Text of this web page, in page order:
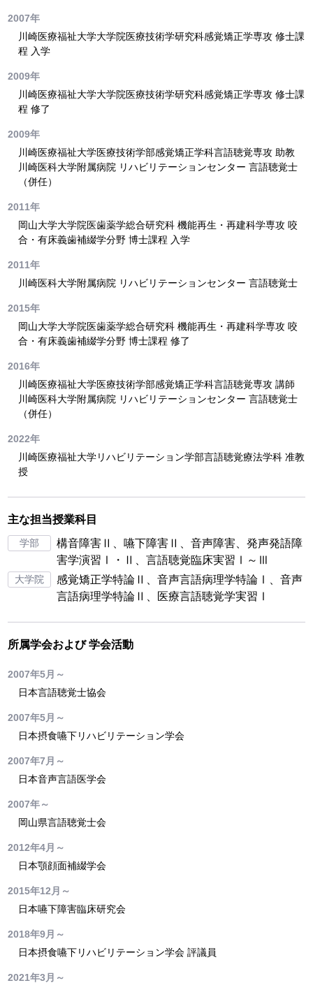
2007年
川崎医療福祉大学大学院医療技術学研究科感覚矯正学専攻 修士課
程 入学
2009年
川崎医療福祉大学大学院医療技術学研究科感覚矯正学専攻 修士課
程 修了
2009年
川崎医療福祉大学医療技術学部感覚矯正学科言語聴覚専攻 助教
川崎医科大学附属病院 リハビリテーションセンター 言語聴覚士
（併任）
2011年
岡山大学大学院医歯薬学総合研究科 機能再生・再建科学専攻 咬
合・有床義歯補綴学分野 博士課程 入学
2011年
川崎医科大学附属病院 リハビリテーションセンター 言語聴覚士
2015年
岡山大学大学院医歯薬学総合研究科 機能再生・再建科学専攻 咬
合・有床義歯補綴学分野 博士課程 修了
2016年
川崎医療福祉大学医療技術学部感覚矯正学科言語聴覚専攻 講師
川崎医科大学附属病院 リハビリテーションセンター 言語聴覚士
（併任）
2022年
川崎医療福祉大学リハビリテーション学部言語聴覚療法学科 准教
授
主な担当授業科目
学部
構音障害Ⅱ、嚥下障害Ⅱ、音声障害、発声発語障
害学演習Ⅰ・Ⅱ、言語聴覚臨床実習Ⅰ～Ⅲ
大学院
感覚矯正学特論Ⅱ、音声言語病理学特論Ⅰ、音声
言語病理学特論Ⅱ、医療言語聴覚学実習Ⅰ
所属学会および学会活動
2007年5月～
日本言語聴覚士協会
2007年5月～
日本摂食嚥下リハビリテーション学会
2007年7月～
日本音声言語医学会
2007年～
岡山県言語聴覚士会
2012年4月～
日本顎顔面補綴学会
2015年12月～
日本嚥下障害臨床研究会
2018年9月～
日本摂食嚥下リハビリテーション学会 評議員
2021年3月～